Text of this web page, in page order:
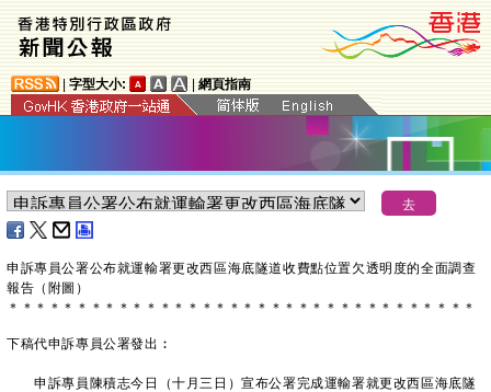
字型大小: 網頁指南
申訴專員公署公布就運輸署更改西區海底隧道收費點位置欠透明度的全面調查
報告（附圖）
＊ ＊ ＊ ＊ ＊ ＊ ＊ ＊ ＊ ＊ ＊ ＊ ＊ ＊ ＊ ＊ ＊ ＊ ＊ ＊ ＊ ＊ ＊ ＊ ＊ ＊ ＊ ＊ ＊ ＊ ＊ ＊ ＊ ＊
下稿代申訴專員公署發出︰
申訴專員陳積志今日（十月三日）宣布公署完成運輸署就更改西區海底隧